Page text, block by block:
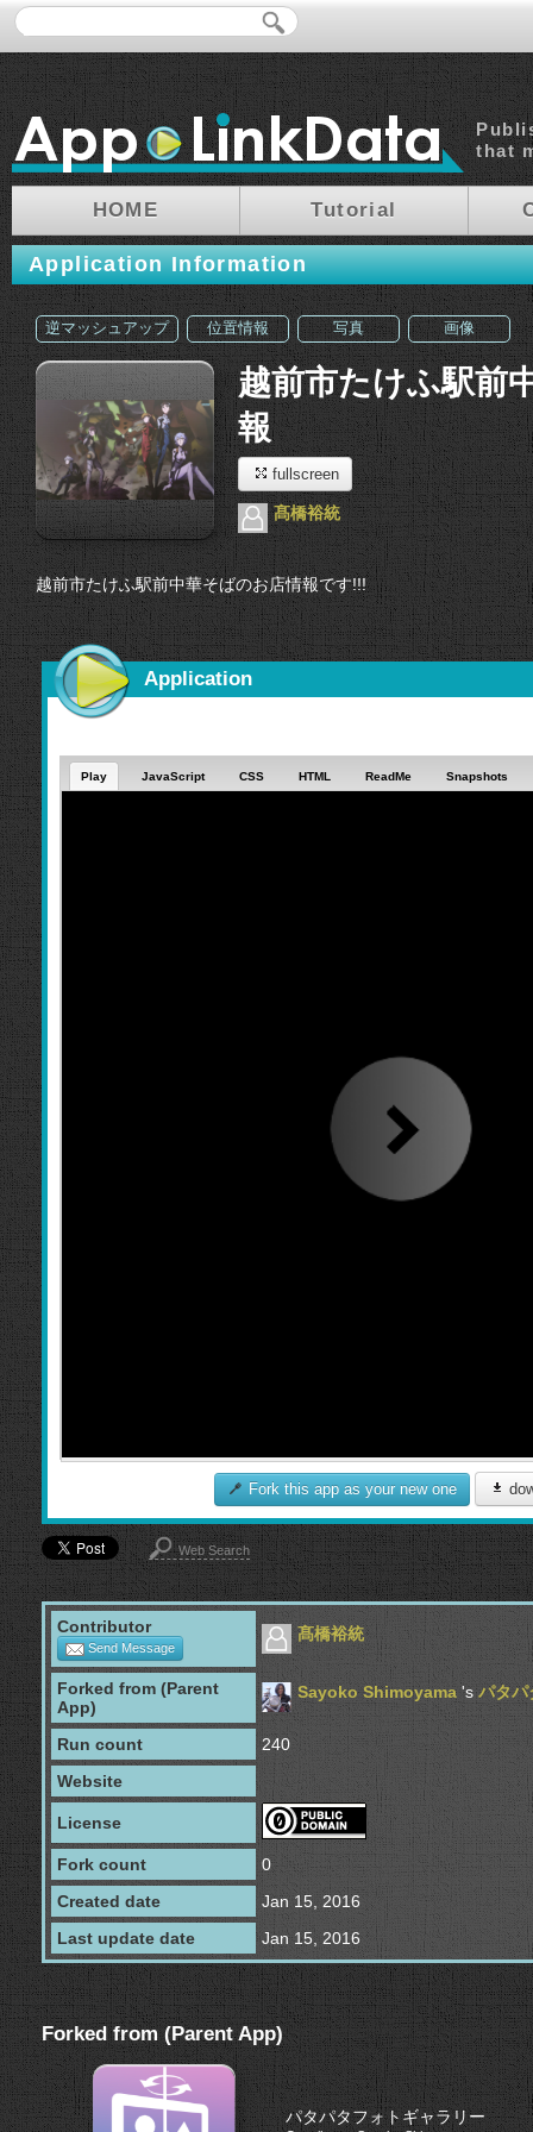
that
HOME Tutorial
Application Information
逆マッシュアップ 位置情報 写真 画像
越前市たけふ駅前
報
fullscreen
髙橋裕統
越前市たけふ駅前中華そばのお店情報です!!!
Application
Play JavaScript CSS HTML ReadMe Snapshots
Fork this app as your new one
Web Search
Contributor
Send Message
髙橋裕統
Forked from (Parent
App)
Sayoko Shimoyama'sパタパ
Run count
240
Website
License
Fork count
0
Created date
Jan 15, 2016
Last update date
Jan 15, 2016
Forked from (Parent App)
パタパタフォトギャラリー